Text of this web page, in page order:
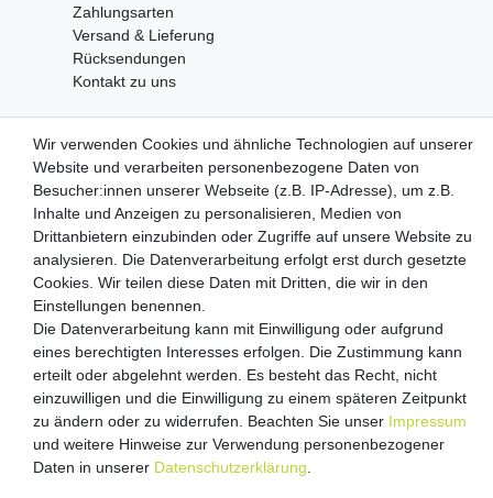
Zahlungsarten
Versand & Lieferung
Rücksendungen
Kontakt zu uns
Zahlungsanbieter
Versandpartner
Impressum Daten­schutz­erklärung
AGB
Wir verwenden Cookies und ähnliche Technologien auf unserer
Website und verarbeiten personenbezogene Daten von
Besucher:innen unserer Webseite (z.B. IP-Adresse), um z.B.
Inhalte und Anzeigen zu personalisieren, Medien von
Drittanbietern einzubinden oder Zugriffe auf unsere Website zu
analysieren. Die Datenverarbeitung erfolgt erst durch gesetzte
Cookies. Wir teilen diese Daten mit Dritten, die wir in den
Einstellungen benennen.
Die Datenverarbeitung kann mit Einwilligung oder aufgrund
eines berechtigten Interesses erfolgen. Die Zustimmung kann
erteilt oder abgelehnt werden. Es besteht das Recht, nicht
einzuwilligen und die Einwilligung zu einem späteren Zeitpunkt
zu ändern oder zu widerrufen. Beachten Sie unser Impressum
und weitere Hinweise zur Verwendung personenbezogener
Daten in unserer Daten­schutz­erklärung